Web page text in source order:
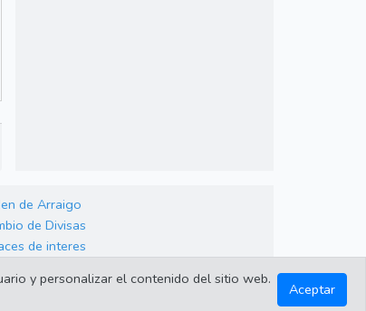
de Arraigo
de Divisas
de interes
y personalizar el contenido del sitio web.
Aceptar